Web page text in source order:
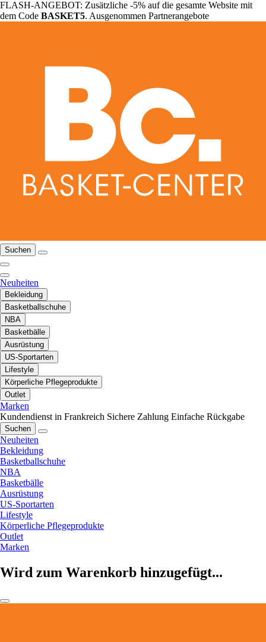
FLASH-ANGEBOT: Zusätzliche -5% auf die gesamte Website mit
dem Code BASKET5. Ausgenommen Partnerangebote
Suchen
Neuheiten
Bekleidung
Basketballschuhe
NBA
Basketbälle
Ausrüstung
US-Sportarten
Lifestyle
Körperliche Pflegeprodukte
Outlet
Marken
Kundendienst in Frankreich Sichere Zahlung Einfache Rückgabe
Suchen
Neuheiten
Bekleidung
Basketballschuhe
NBA
Basketbälle
Ausrüstung
US-Sportarten
Lifestyle
Körperliche Pflegeprodukte
Outlet
Marken
Wird zum Warenkorb hinzugefügt...